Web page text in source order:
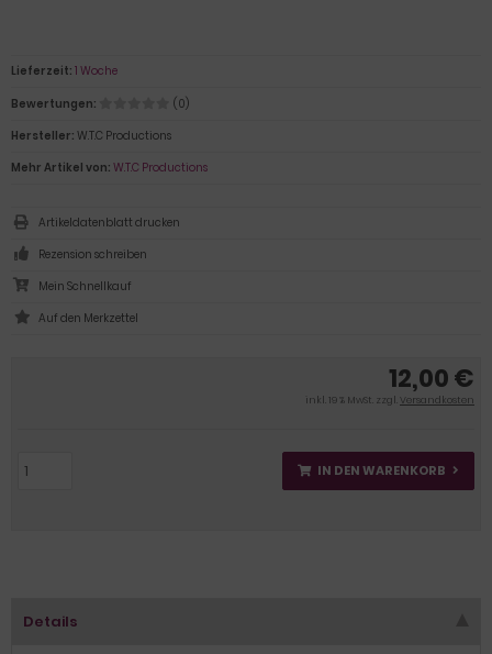
12,00 €
inkl. 19 % MwSt. zzgl.Versandkosten
IN DEN WARENKORB
Lieferzeit: 1 Woche
Bewertungen:
(0)
Hersteller: W.T.C Productions
Mehr Artikel von: W.T.C Productions
Artikeldatenblatt drucken
Rezension schreiben
Mein Schnellkauf
Details